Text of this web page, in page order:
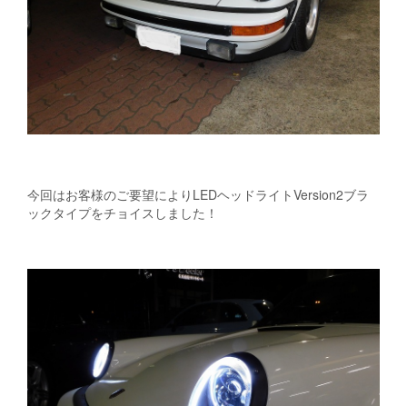
今回はお客様のご要望によりLEDヘッドライトVersion2ブラ
ックタイプをチョイスしました！